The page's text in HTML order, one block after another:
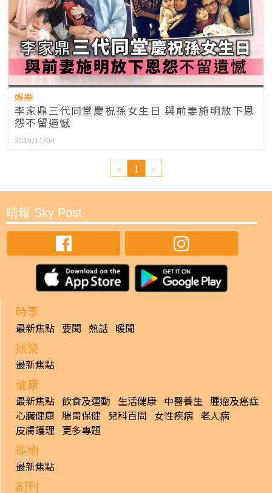
娛樂
李家鼎三代同堂慶祝孫女生日 與前妻施明放下恩
怨不留遺憾
2019/11/04
« 1 »
晴報 Sky Post
時事
最新焦點 要聞 熱話 暖聞
娛樂
最新焦點
健康
最新焦點 飲食及運動 生活健康 中醫養生 腫瘤及癌症
心臟健康 腸胃保健 兒科百問 女性疾病 老人病
皮膚護理 更多專題
寵物
最新焦點
副刊